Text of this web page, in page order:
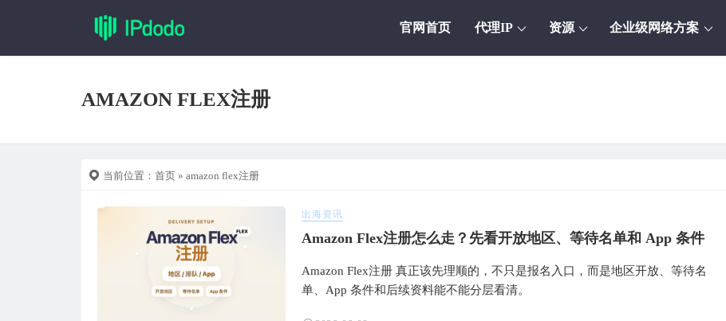
官网首页 代理IP 资源 企业级网络方案
AMAZON FLEX注册
当前位置： 首页 » amazon flex注册
出海资讯
Amazon Flex注册怎么走？先看开放地区、等待名单和 App 条件
Amazon Flex注册 真正该先理顺的，不只是报名入口，而是地区开放、等待名
单、App 条件和后续资料能不能分层看清。